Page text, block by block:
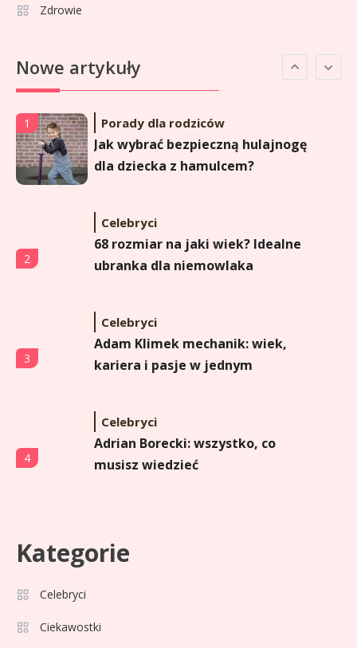
Zdrowie
Nowe artykuły
6
popularna influencerka?
1 Porady dla rodziców
Jak wybrać bezpieczną hulajnogę
dla dziecka z hamulcem?
2
Celebryci
68 rozmiar na jaki wiek? Idealne
ubranka dla niemowlaka
3
Celebryci
Adam Klimek mechanik: wiek,
kariera i pasje w jednym
4
Celebryci
Adrian Borecki: wszystko, co
musisz wiedzieć
5
Agata Adamek wiek: ile lat ma
znana dziennikarka?
Kategorie
Celebryci
Ciekawostki